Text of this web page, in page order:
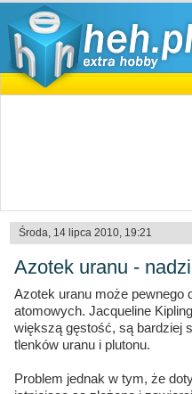
Środa, 14 lipca 2010, 19:21
Azotek uranu -
Azotek uranu może pewnego
atomowych. Jacqueline
większą gęstość, są bardziej
tlenków uranu i plutonu.
Problem jednak w tym, że